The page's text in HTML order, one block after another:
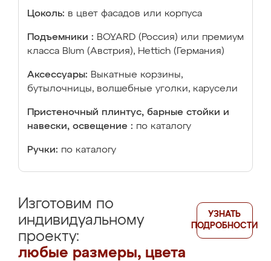
Цоколь: в цвет фасадов или корпуса
Подъемники : BOYARD (Россия) или премиум
класса Blum (Австрия), Hettich (Германия)
Аксессуары: Выкатные корзины,
бутылочницы, волшебные уголки, карусели
Пристеночный плинтус, барные стойки и
навески, освещение : по каталогу
Ручки: по каталогу
Изготовим по
индивидуальному
проекту:
любые размеры, цвета
УЗНАТЬ
ПОДРОБНОСТИ